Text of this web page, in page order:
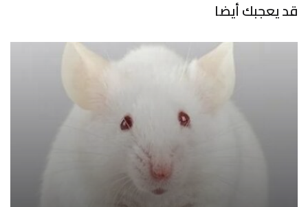
قد يعجبك أيضا